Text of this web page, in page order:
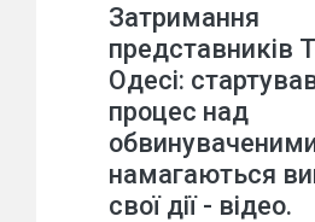
Затримання
представників
Одесі:
процес над
намагаються
свої дії - відео.